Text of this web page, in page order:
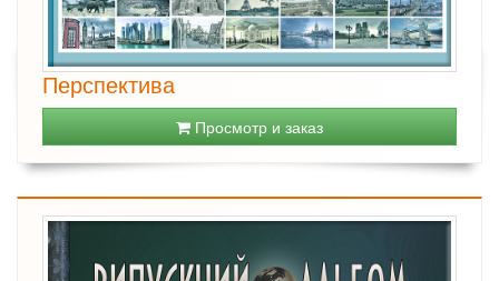
Перспектива
Просмотр и заказ